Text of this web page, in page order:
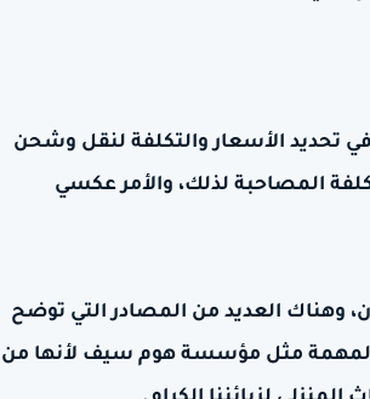
تحديد الأسعار والتكلفة لنقل وشحن
المصاحبة لذلك، والأمر عكسي
وهناك العديد من المصادر التي توضح
المهمة مثل مؤسسة هوم سيف لأنها من